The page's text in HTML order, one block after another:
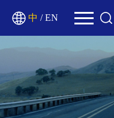
中 /EN